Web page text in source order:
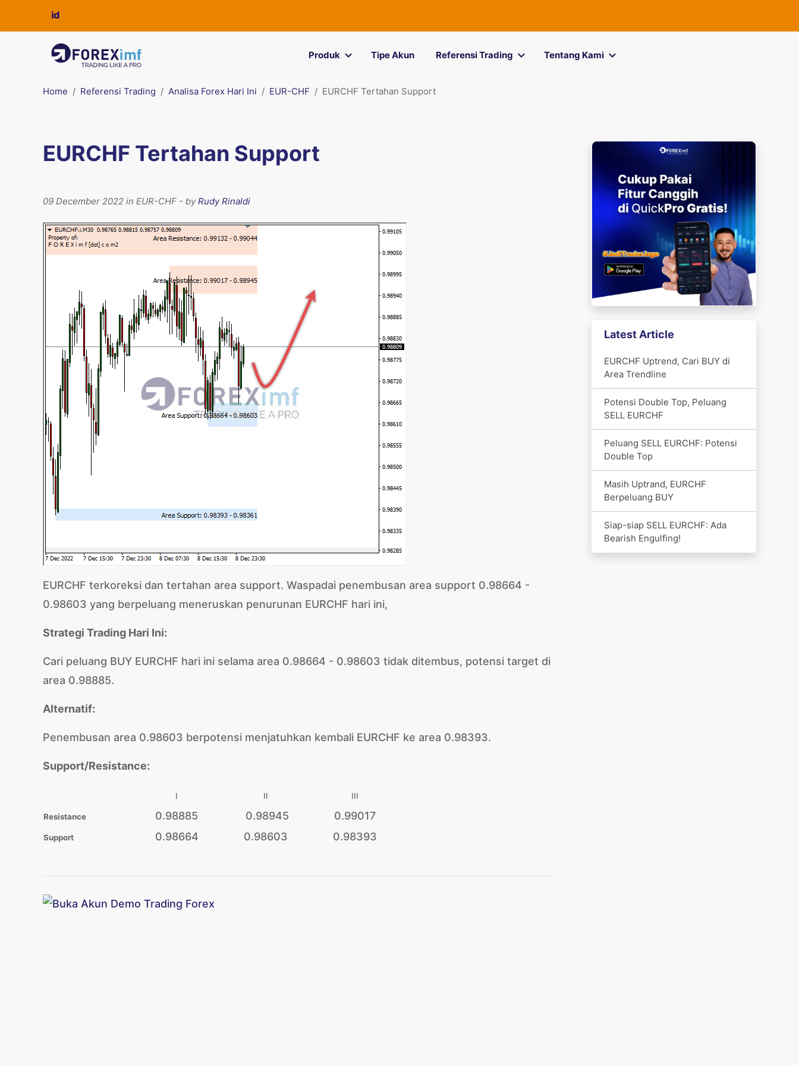
Produk Tipe Akun Referensi Trading Tentang Kami
Home Referensi Trading Analisa Forex Hari Ini EUR-CHF EURCHF Tertahan Support
EURCHF Tertahan Support
09 December 2022 in EUR-CHF - byRudy Rinaldi
EURCHF terkoreksi dan tertahan area support. Waspadai penembusan area support 0.98664 -
0.98603 yang berpeluang meneruskan penurunan EURCHF hari ini,
Strategi Trading Hari Ini:
Cari peluang BUY EURCHF hari ini selama area 0.98664 - 0.98603 tidak ditembus, potensi target di
area 0.98885.
Alternatif:
Penembusan area 0.98603 berpotensi menjatuhkan kembali EURCHF ke area 0.98393.
Support/Resistance:
I II III
Resistance 0.98885 0.98945 0.99017
Support 0.98664 0.98603 0.98393
Latest Article
EURCHF Uptrend, Cari BUY di
Area Trendline
Potensi Double Top, Peluang
SELL EURCHF
Peluang SELL EURCHF: Potensi
Double Top
Masih Uptrand, EURCHF
Berpeluang BUY
Siap-siap SELL EURCHF: Ada
Bearish Engulfing!